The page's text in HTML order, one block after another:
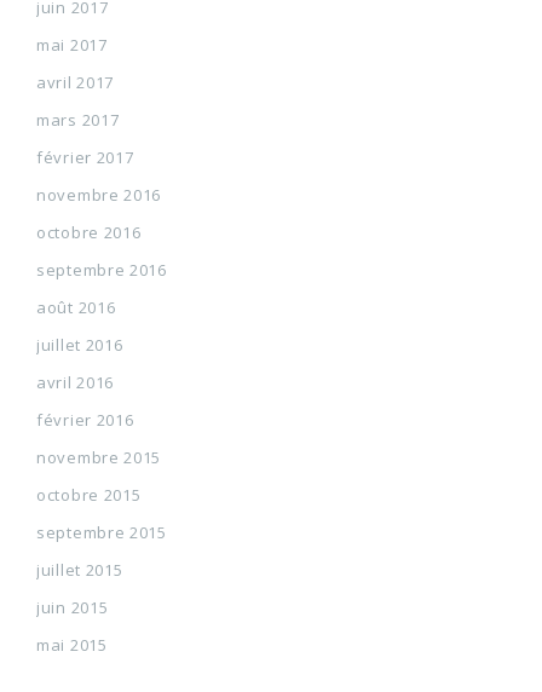
juin 2017
mai 2017
avril 2017
mars 2017
février 2017
novembre 2016
octobre 2016
septembre 2016
août 2016
juillet 2016
avril 2016
février 2016
novembre 2015
octobre 2015
septembre 2015
juillet 2015
juin 2015
mai 2015